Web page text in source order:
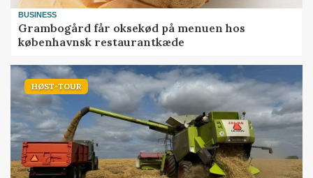
BUSINESS
Grambogård får oksekød på menuen hos
københavnsk restaurantkæde
HØST-TOUR